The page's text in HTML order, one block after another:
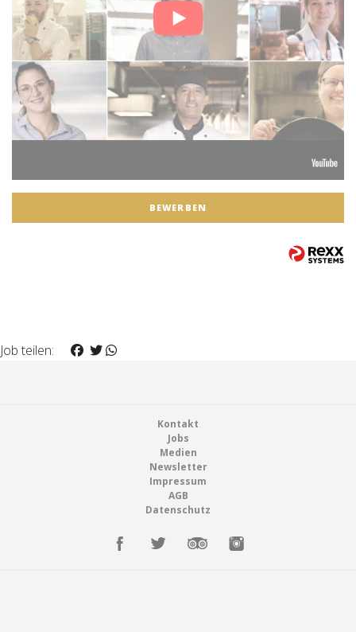
BEWERBEN
Job teilen:
Kontakt
Jobs
Medien
Newsletter
Impressum
AGB
Datenschutz